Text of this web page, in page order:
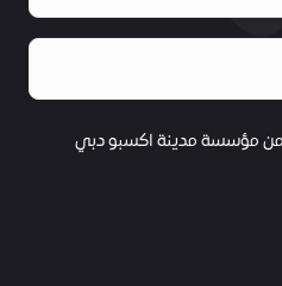
مؤسسة مدينة اكسبو دبي